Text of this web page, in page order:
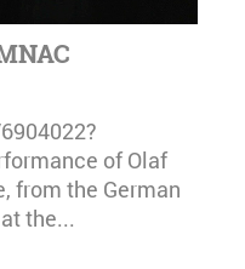
of Olaf
from the German
the...